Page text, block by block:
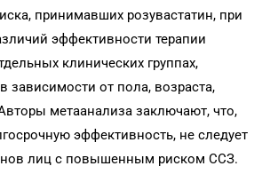
принимавших розувастатин, при
эффективности терапии
клинических группах,
зависимости от пола, возраста,
метаанализа заключают, что,
эффективность, не следует
лиц с повышенным риском ССЗ.